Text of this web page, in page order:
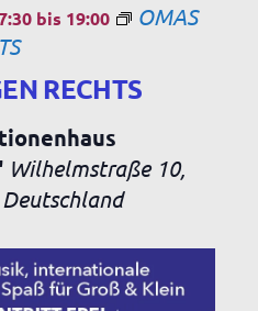
RECHTS
bis 19:00
OMAS
Wilhelmstraße 10,